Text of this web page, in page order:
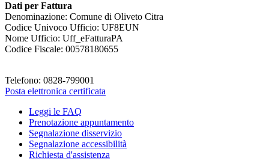
Dati per Fattura
Denominazione: Comune di Oliveto Citra
Codice Univoco Ufficio: UF8EUN
Nome Ufficio: Uff_eFatturaPA
Codice Fiscale: 00578180655
Telefono: 0828-799001
Posta elettronica certificata
Leggi le FAQ
Prenotazione appuntamento
Segnalazione disservizio
Segnalazione accessibilità
Richiesta d'assistenza